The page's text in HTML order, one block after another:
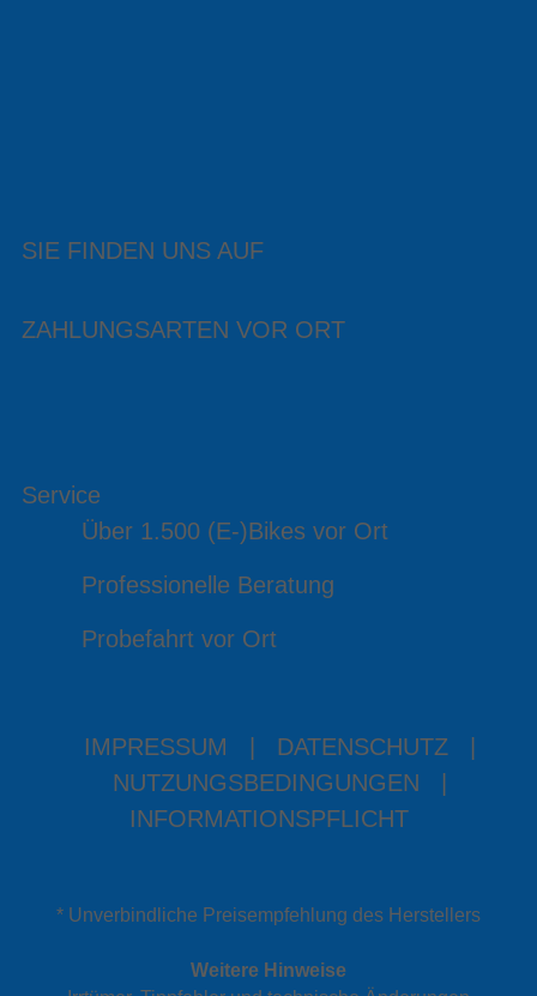
SIE FINDEN UNS AUF
ZAHLUNGSARTEN VOR ORT
Service
Über 1.500 (E-)Bikes vor Ort
Professionelle Beratung
Probefahrt vor Ort
IMPRESSUM DATENSCHUTZ
NUTZUNGSBEDINGUNGEN
INFORMATIONSPFLICHT
* Unverbindliche Preisempfehlung des Herstellers
Weitere Hinweise